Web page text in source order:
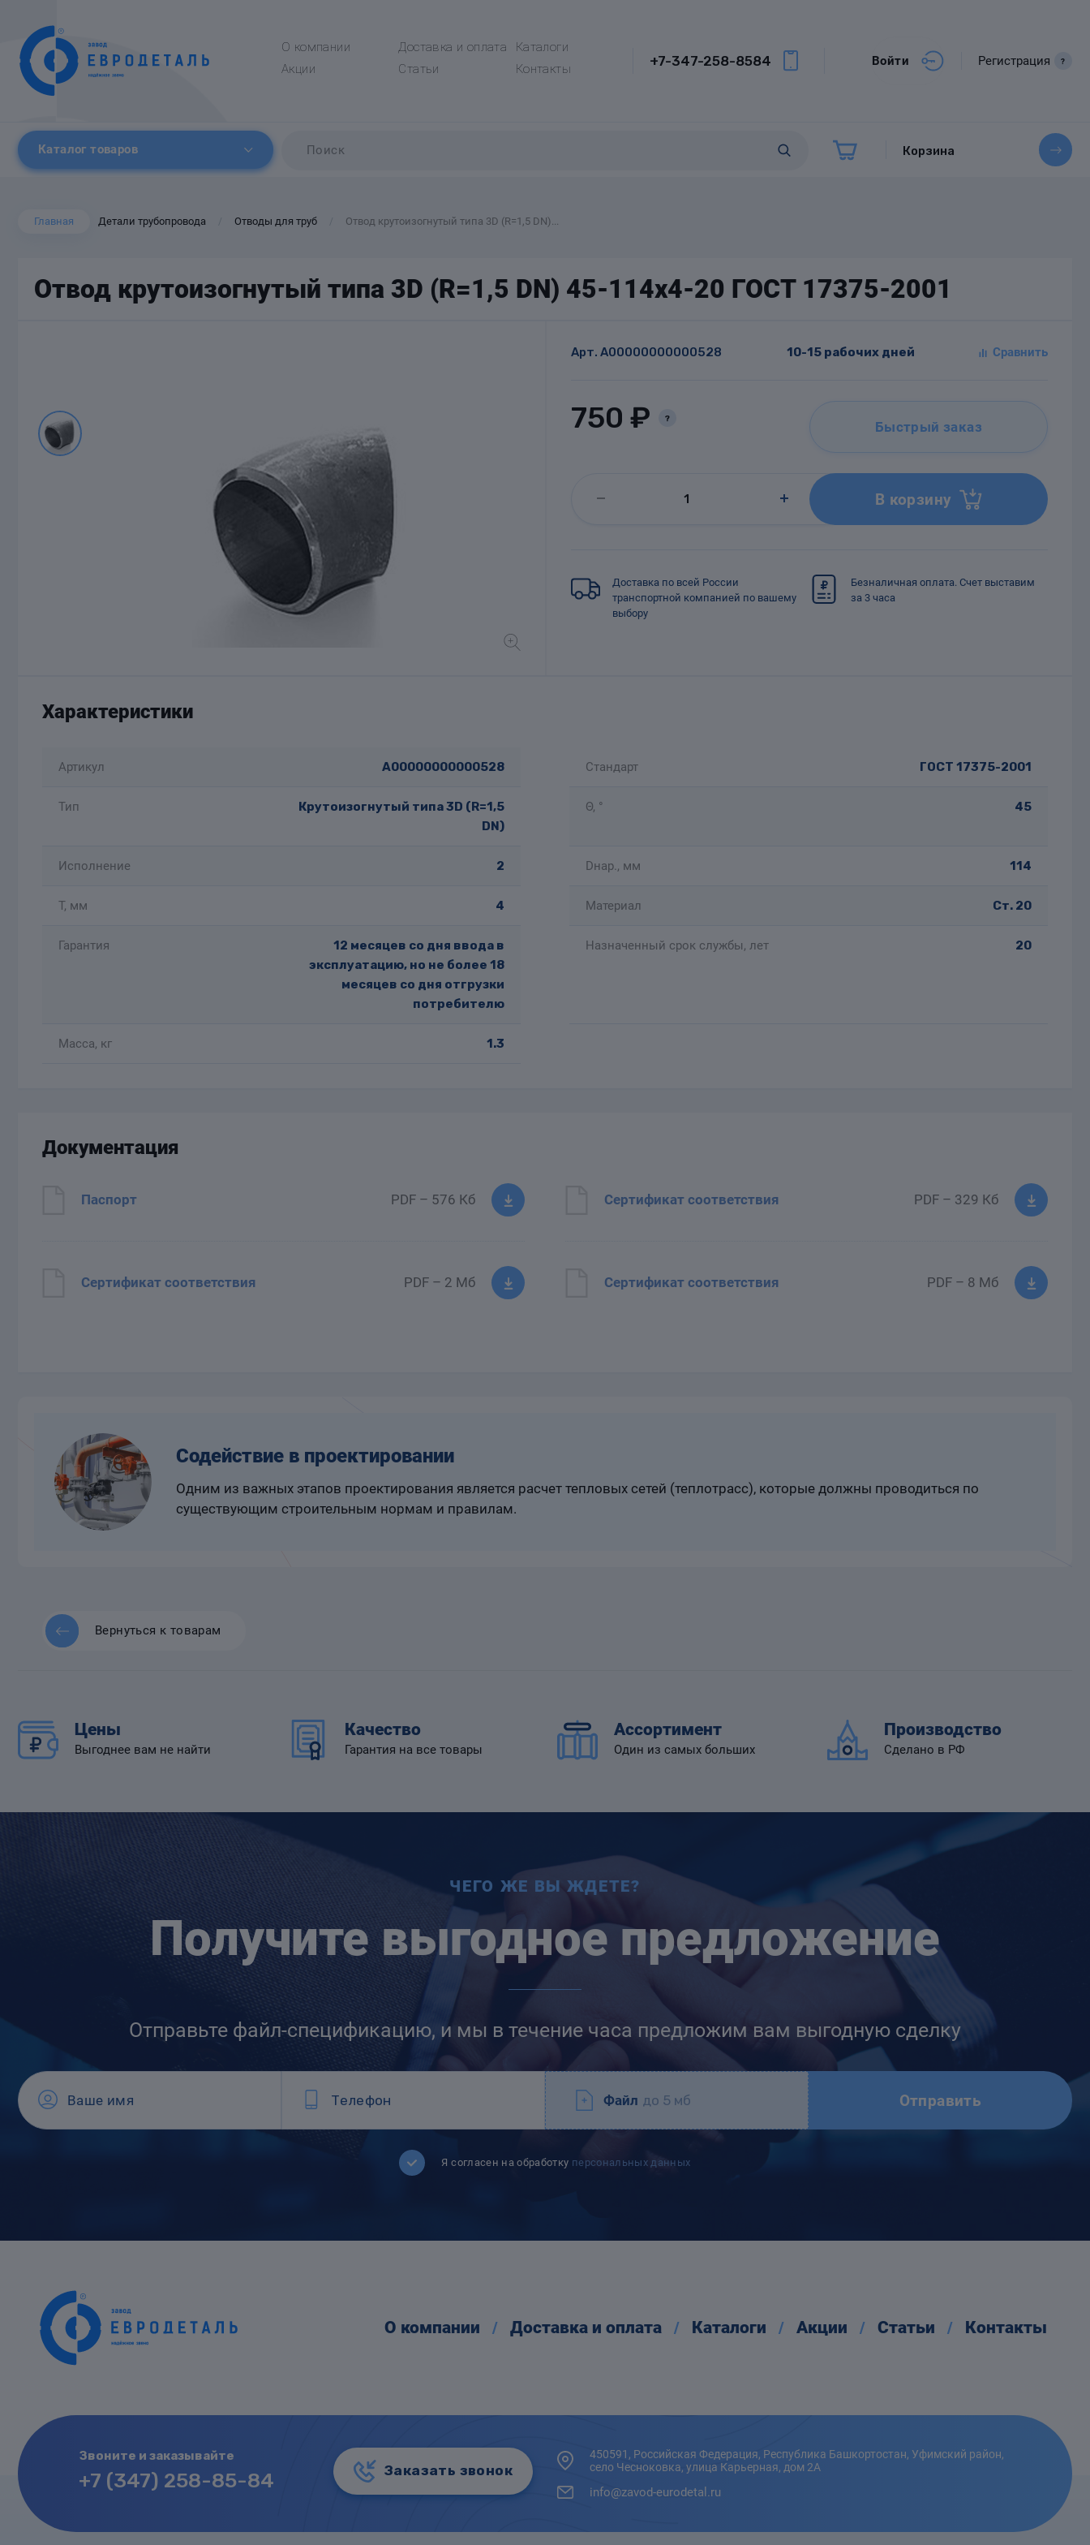
О компании Доставка и оплата
Каталоги
Акции
Статьи Контакты
+7-347-258-8584 Войти Регистрация ?
Каталог товаров Корзина
Главная Детали трубопровода Отводы для труб Отвод крутоизогнутый типа 3D (R=1,5 DN)...
Отвод крутоизогнутый типа 3D (R=1,5 DN) 45-114х4-20 ГОСТ 17375-2001
Арт. A00000000000528 10-15 рабочих дней
750 ₽ ? Быстрый заказ
В корзину
Доставка по всей России
транспортной компанией по вашему
выбору
Безналичная оплата. Счет выставим
за 3 часа
Характеристики
Артикул A00000000000528 Стандарт ГОСТ 17375-2001
Тип
Крутоизогнутый типа 3D (R=1,5
DN)
Θ, ° 45
Исполнение 2 Dнар., мм 114
T, мм 4 Материал Ст. 20
Гарантия
12 месяцев со дня ввода в
эксплуатацию, но не более 18
месяцев со дня отгрузки
потребителю
Назначенный срок службы, лет 20
Масса, кг 1.3
Документация
Паспорт PDF – 576 Кб Сертификат соответствия PDF – 329 Кб
Сертификат соответствия PDF – 2 Мб Сертификат соответствия PDF – 8 Мб
Содействие в проектировании
Одним из важных этапов проектирования является расчет тепловых сетей (теплотрасс), которые должны проводиться по
существующим строительным нормам и правилам.
Вернуться к товарам
Цены
Выгоднее вам не найти
Качество
Гарантия на все товары
Ассортимент
Один из самых больших
Производство
Сделано в РФ
ЧЕГО ЖЕ ВЫ ЖДЕТЕ?
Получите выгодное предложение
Отправьте файл-спецификацию, и мы в течение часа предложим вам выгодную сделку
Файл до 5 мб Отправить
Я согласен на обработку персональных данных
О компании Доставка и оплата Каталоги Акции Статьи Контакты
Звоните и заказывайте
+7 (347) 258-85-84 Заказать звонок
450591, Российская Федерация, Республика Башкортостан, Уфимский район,
село Чесноковка, улица Карьерная, дом 2А
info@zavod-eurodetal.ru